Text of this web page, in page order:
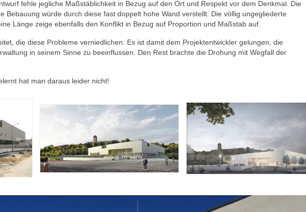
fehle jegliche Maßstäblichkeit in Bezug auf den Ort und Respekt vor dem Denkmal. Die
Bebauung würde durch diese fast doppelt hohe Wand verstellt. Die völlig ungegliederte
Länge zeige ebenfalls den Konflikt in Bezug auf Proportion und Maßstab auf.
die diese Probleme verniedlichen. Es ist damit dem Projektentwickler gelungen, die
in seinem Sinne zu beeinflussen. Den Rest brachte die Drohung mit Wegfall der
hat man daraus leider nicht!